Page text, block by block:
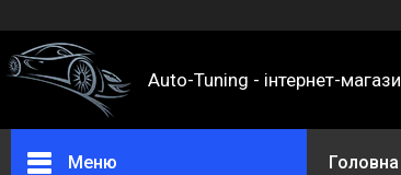
Auto-Tuning - інтернет-
Меню Головна